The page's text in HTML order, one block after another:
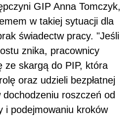
GIP Anna Tomczyk,
w takiej sytuacji dla
świadectw pracy. "Jeśli
znika, pracownicy
ze skargą do PIP, która
oraz udzieli bezpłatnej
roszczeń od
i podejmowaniu kroków